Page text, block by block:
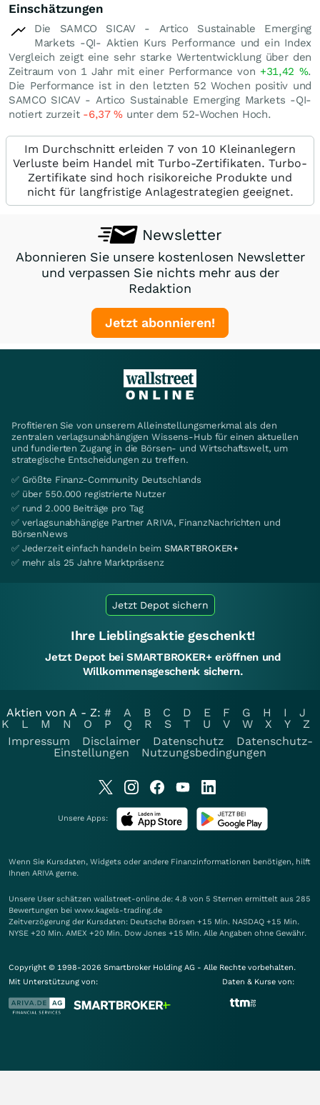
Einschätzungen
Die SAMCO SICAV - Artico Sustainable Emerging
Markets -QI- Aktien Kurs Performance und ein Index
Vergleich zeigt eine sehr starke Wertentwicklung über den
Zeitraum von 1 Jahr mit einer Performance von +31,42 %.
Die Performance ist in den letzten 52 Wochen positiv und
SAMCO SICAV - Artico Sustainable Emerging Markets -QI-
notiert zurzeit -6,37% unter dem 52-Wochen Hoch.
Im Durchschnitt erleiden 7 von 10 Kleinanlegern
Verluste beim Handel mit Turbo-Zertifikaten. Turbo-
Zertifikate sind hoch risikoreiche Produkte und
nicht für langfristige Anlagestrategien geeignet.
Newsletter
Abonnieren Sie unsere kostenlosen Newsletter
und verpassen Sie nichts mehr aus der
Redaktion
Jetzt abonnieren!
Profitieren Sie von unserem Alleinstellungsmerkmal als den
zentralen verlagsunabhängigen Wissens-Hub für einen aktuellen
und fundierten Zugang in die Börsen- und Wirtschaftswelt, um
strategische Entscheidungen zu treffen.
✅ Größte Finanz-Community Deutschlands
✅ über 550.000 registrierte Nutzer
✅ rund 2.000 Beiträge pro Tag
✅ verlagsunabhängige Partner ARIVA, FinanzNachrichten und
BörsenNews
✅ Jederzeit einfach handeln beim SMARTBROKER+
✅ mehr als 25 Jahre Marktpräsenz
Jetzt Depot sichern
Ihre Lieblingsaktie geschenkt!
Jetzt Depot bei SMARTBROKER+ eröffnen und
Willkommensgeschenk sichern.
Aktien von A - Z: # A B C D E F G H I
J
K
L M N O P Q R S T U V W X Y
Z
Impressum
Disclaimer Datenschutz
Datenschutz-
Einstellungen
Nutzungsbedingungen
Unsere Apps:
Wenn Sie Kursdaten, Widgets oder andere Finanzinformationen benötigen, hilft
Ihnen ARIVA gerne.
Unsere User schätzen wallstreet-online.de: 4.8 von 5 Sternen ermittelt aus 285
Bewertungen bei www.kagels-trading.de
Zeitverzögerung der Kursdaten: Deutsche Börsen +15 Min. NASDAQ +15 Min.
NYSE +20 Min. AMEX +20 Min. Dow Jones +15 Min. Alle Angaben ohne Gewähr.
Copyright © 1998-2026 Smartbroker Holding AG - Alle Rechte vorbehalten.
Mit Unterstützung von:
Daten & Kurse von: